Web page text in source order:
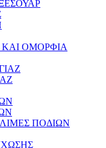
ΚΑΙ ΟΜΟΡΦΙΑ
ΠΟΔΙΩΝ